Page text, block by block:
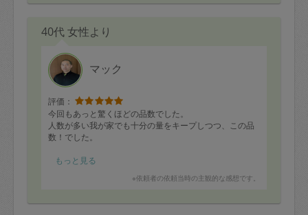
40代 女性より
マック
評価：
今回もあっと驚くほどの品数でした。
人数が多い我が家でも十分の量をキープしつつ、この品
数！でした。
おかげさまで子どもが人参のシリシリと高野豆腐が好き
この品数を作る秘訣は？と毎回考えるのも楽しいです。
もっと見る
※依頼者の依頼当時の主観的な感想です。